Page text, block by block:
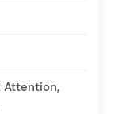
Attention,